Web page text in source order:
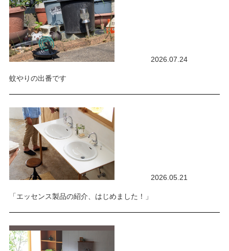
2026.07.24
蚊やりの出番です
2026.05.21
「エッセンス製品の紹介、はじめました！」